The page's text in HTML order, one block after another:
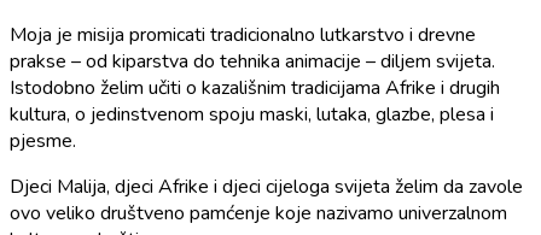
Moja je misija promicati tradicionalno lutkarstvo i drevne
prakse – od kiparstva do tehnika animacije – diljem svijeta.
Istodobno želim učiti o kazališnim tradicijama Afrike i drugih
kultura, o jedinstvenom spoju maski, lutaka, glazbe, plesa i
pjesme.
Djeci Malija, djeci Afrike i djeci cijeloga svijeta želim da zavole
ovo veliko društveno pamćenje koje nazivamo univerzalnom